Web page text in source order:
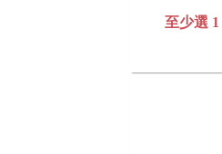
至少選 1